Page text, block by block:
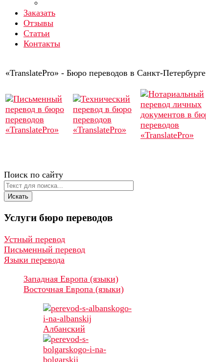
Заказать
Отзывы
Статьи
Контакты
«TranslatePro» - Бюро переводов в Санкт-Петербурге
Поиск по сайту
Искать
Услуги бюро переводов
Устный перевод
Письменный перевод
Языки перевода
Западная Европа (языки)
Восточная Европа (языки)
Албанский